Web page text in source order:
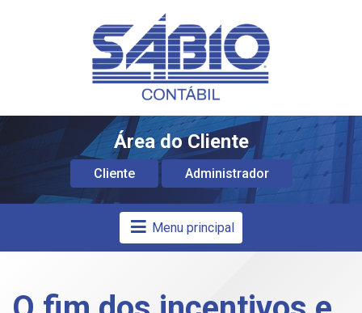
Área do Cliente
Cliente Administrador
Menu principal